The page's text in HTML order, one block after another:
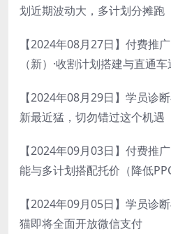
划近期波动大，多计划分摊跑
【2024年08月27日】付费推
（新）·收割计划搭建与直通
【2024年08月29日】学员诊
新最近猛，切勿错过这个机遇
【2024年09月03日】付费推
能与多计划搭配托价（降低
【2024年09月05日】学员诊
猫即将全面开放微信支付